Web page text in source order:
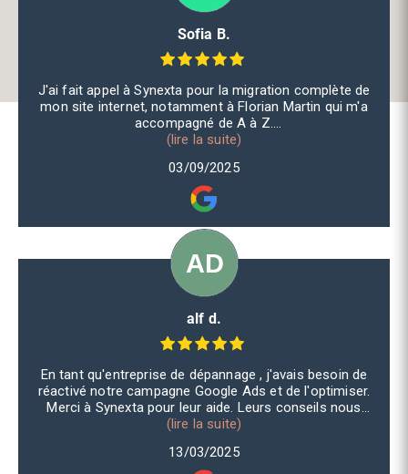
Sofia B.
J'ai fait appel à Synexta pour la migration complète de
mon site internet, notamment à Florian Martin qui m'a
accompagné de A à Z.
Je dois dire qu'outre le professionnalisme dont il a fait
a pris le temps de m'expliquer chacune des étapes, a été
d'une très grande empathie et disponibilité.
Je ne peux que recommander ses services et n'hésiterai
(lire la suite)
03/09/2025
alf d.
En tant qu'entreprise de dépannage , j'avais besoin de
réactivé notre campagne Google Ads et de l'optimiser.
Merci à Synexta pour leur aide. Leurs conseils nous
permettent de gérer notre campagne en toute autonomie
(lire la suite)
13/03/2025